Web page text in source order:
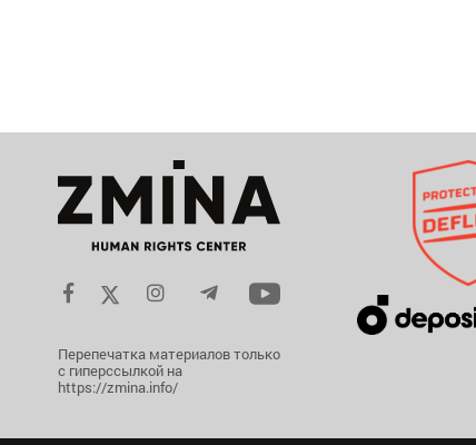
Перепечатка материалов только
с гиперссылкой на
https://zmina.info/